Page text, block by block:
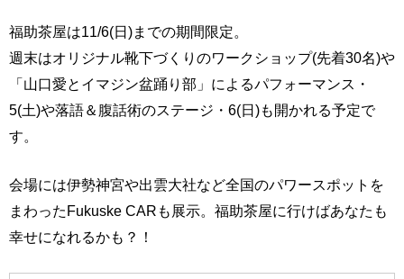
福助茶屋は11/6(日)までの期間限定。
週末はオリジナル靴下づくりのワークショップ(先着30名)や
「山口愛とイマジン盆踊り部」によるパフォーマンス・
5(土)や落語＆腹話術のステージ・6(日)も開かれる予定で
す。
会場には伊勢神宮や出雲大社など全国のパワースポットを
まわったFukuske CARも展示。福助茶屋に行けばあなたも
幸せになれるかも？！